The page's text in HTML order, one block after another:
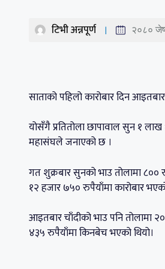
टिभी अन्नपूर्ण २०८०
साताको पहिलो कारोबार दिन
योसँगै प्रतितोला छापावाल सुन १
महासंघले जनाएको छ ।
गत शुक्रबार सुनको भाउ तोलामा
१२ हजार ७५० रुपैयाँमा कारोबार
आइतबार चाँदीको भाउ पनि तोलामा
४३५ रुपैयाँमा किनबेच भएको थियो।